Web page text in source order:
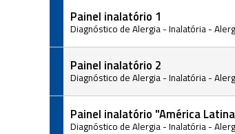
Painel inalatório 1
Diagnóstico de Alergia - Inalatória -
Painel inalatório 2
Diagnóstico de Alergia - Inalatória -
Painel inalatório "América
Diagnóstico de Alergia - Inalatória -